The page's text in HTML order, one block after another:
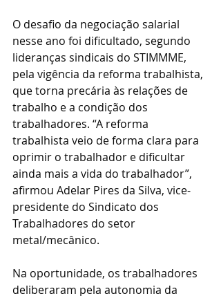
O desafio da negociação salarial
nesse ano foi dificultado, segundo
lideranças sindicais do STIMMME,
pela vigência da reforma trabalhista,
que torna precária às relações de
trabalho e a condição dos
trabalhadores. “A reforma
trabalhista veio de forma clara para
oprimir o trabalhador e dificultar
ainda mais a vida do trabalhador”,
afirmou Adelar Pires da Silva, vice-
presidente do Sindicato dos
Trabalhadores do setor
metal/mecânico.
Na oportunidade, os trabalhadores
deliberaram pela autonomia da